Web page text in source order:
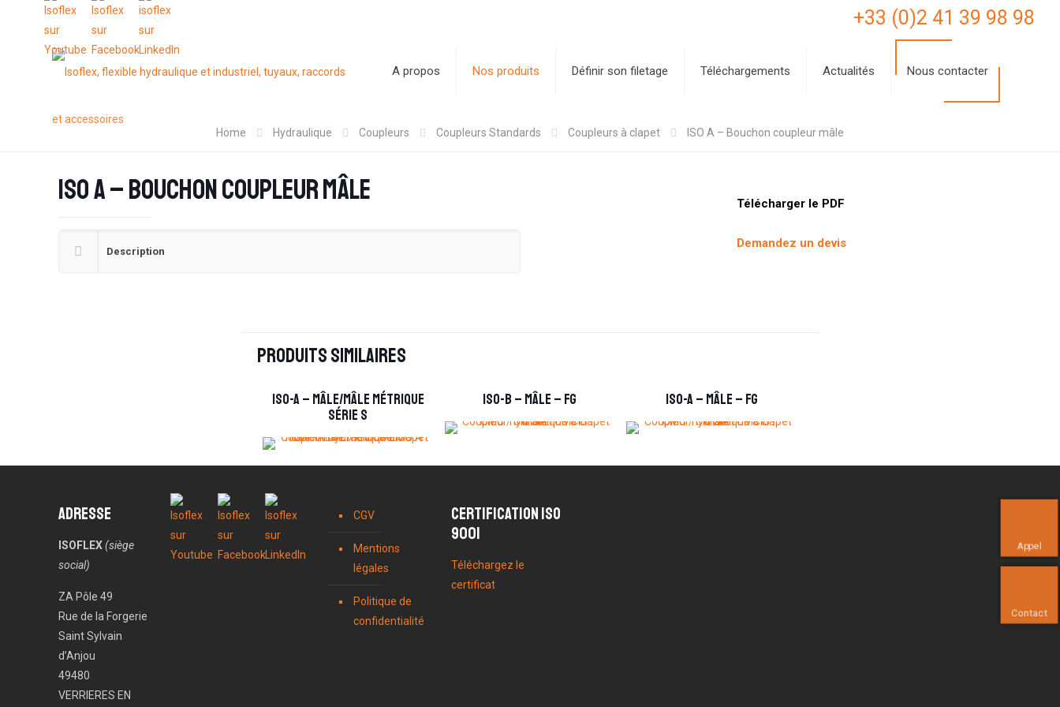
+33 (0)2 41 39 98 98
A propos Nos produits Définir son filetage Téléchargements Actualités Nous contacter
Home Hydraulique Coupleurs Coupleurs Standards Coupleurs à clapet ISO A – Bouchon coupleur mâle
Télécharger le PDF
Demandez un devis
ISO A – Bouchon coupleur mâle
Description
Produits similaires
ISO-A – Mâle/Mâle métrique
série S
ISO-B – Mâle – FG ISO-A – Mâle – FG
Adresse
ISOFLEX(siège
social)
ZA Pôle 49
Rue de la Forgerie
Saint Sylvain
d’Anjou
49480
VERRIERES EN
CGV
Mentions
légales
Politique de
confidentialité
Certification ISO
9001
Téléchargez le
certificat
Appel
Contact